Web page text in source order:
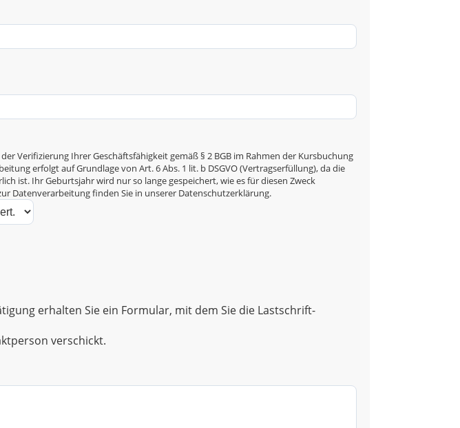
Verifizierung Ihrer Geschäftsfähigkeit gemäß § 2 BGB im Rahmen der Kursbuchung
erfolgt auf Grundlage von Art. 6 Abs. 1 lit. b DSGVO (Vertragserfüllung), da die
ist. Ihr Geburtsjahr wird nur so lange gespeichert, wie es für diesen Zweck
Datenverarbeitung finden Sie in unserer Datenschutzerklärung.
erhalten Sie ein Formular, mit dem Sie die Lastschrift-
verschickt.